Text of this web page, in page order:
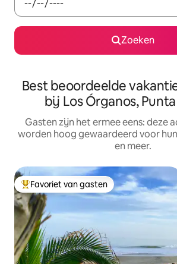
Zoeken
Best beoordeelde
bij Los Órganos,
Gasten zijn het ermee eens: deze
worden hoog gewaardeerd voor
en meer.
Topfavoriet van gasten
Favoriet van gasten